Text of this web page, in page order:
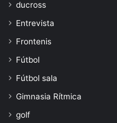
ducross
Entrevista
Frontenis
Fútbol
Fútbol sala
Gimnasia Rítmica
golf